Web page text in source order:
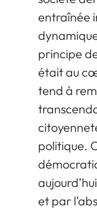
entraînée
principe
était au
tend à
politique.
et par